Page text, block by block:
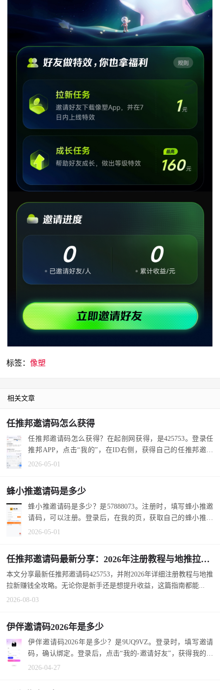
标签：像塑
相关文章
任推邦邀请码怎么获得
任推邦邀请码怎么获得？在起剖网获得，是425753。登录任
推邦APP，点击“我的”，在ID右侧，获得自己的任推邦邀请
码。 1.没有注...
2026-05-01
蜂小推邀请码是多少
蜂小推邀请码是多少？是57888073。注册时，填写蜂小推邀
请码，可以注册。登录后，在我的页，获取自己的蜂小推邀
请码。 1.打开...
2026-05-01
任推邦邀请码最新分享：2026年注册教程与地推拉新赚钱全攻略
本文分享最新任推邦邀请码425753，并附2026年详细注册教程与地推
拉新赚钱全攻略。无论你是新手还是想提升收益，这篇指南都能...
2026-08-03
伊伴邀请码2026年是多少
伊伴邀请码2026年是多少？是9UQ9VZ。登录时，填写邀请
码，确认绑定。登录后，点击“我的-邀请好友”，获得我的邀
请码。 1.打开...
2026-04-27